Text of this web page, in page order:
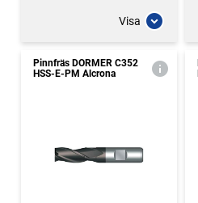
Visa
Pinnfräs DORMER C352
HSS-E-PM Alcrona